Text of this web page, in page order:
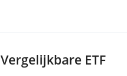
Vergelijkbare ETF